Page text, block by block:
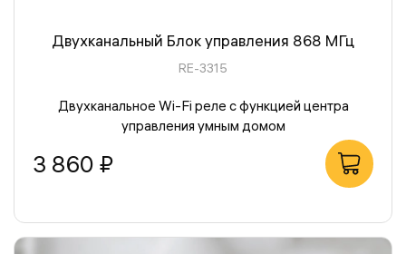
Двухканальный Блок управления 868 МГц
RE-3315
Двухканальное Wi-Fi реле с функцией центра
управления умным домом
3 860 ₽ В корзину